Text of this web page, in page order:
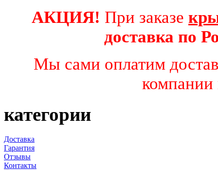
АКЦИЯ! При заказе
доставка по
Мы сами оплатим
компании
категории
Доставка
Гарантия
Отзывы
Контакты